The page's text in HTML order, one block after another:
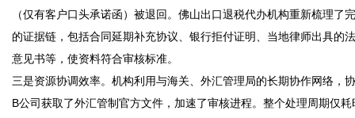
（仅有客户口头承诺函）被退回。佛山出口退税代办机构重新梳理了
的证据链，包括合同延期补充协议、银行拒付证明、当地律师出具的
意见书等，使资料符合审核标准。
三是资源协调效率。机构利用与海关、外汇管理局的长期协作网络，
B公司获取了外汇管制官方文件，加速了审核进程。整个处理周期仅耗